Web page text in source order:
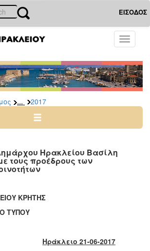
ΕΙΣΟΔΟΣ
Toggle
... 2017
Ηρακλείου Βασίλη
τους προέδρους των
ΚΡΗΤΗΣ
Ηράκλειο 21-06-2017